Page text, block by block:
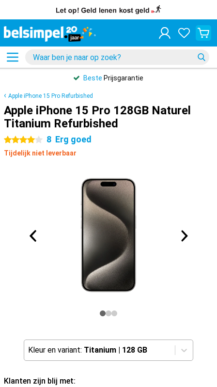
Beste Prijsgarantie
Apple iPhone 15 Pro Refurbished
Apple iPhone 15 Pro 128GB Naturel
Titanium Refurbished
4 sterren 8 Erg goed
Tijdelijk niet leverbaar
Kleur en variant: Titanium | 128 GB
Klanten zijn blij met: